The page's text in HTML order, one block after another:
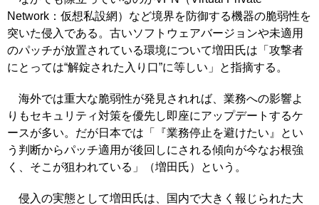
Network：仮想私設網）など境界を防御する機器の脆弱性を
突いた侵入である。古いソフトウェアバージョンや未適用
のパッチが放置されている環境について増田氏は「攻撃者
にとっては“解錠された入り口”に等しい」と指摘する。
海外では重大な脆弱性が発見されれば、業務への影響よ
りもセキュリティ対策を優先し即座にアップデートするケ
ースが多い。だが日本では「『業務停止を避けたい』とい
う判断からパッチ適用が後回しにされる傾向が今なお根強
く、そこが狙われている」（増田氏）という。
侵入の実態として増田氏は、国内で大きく報じられた大